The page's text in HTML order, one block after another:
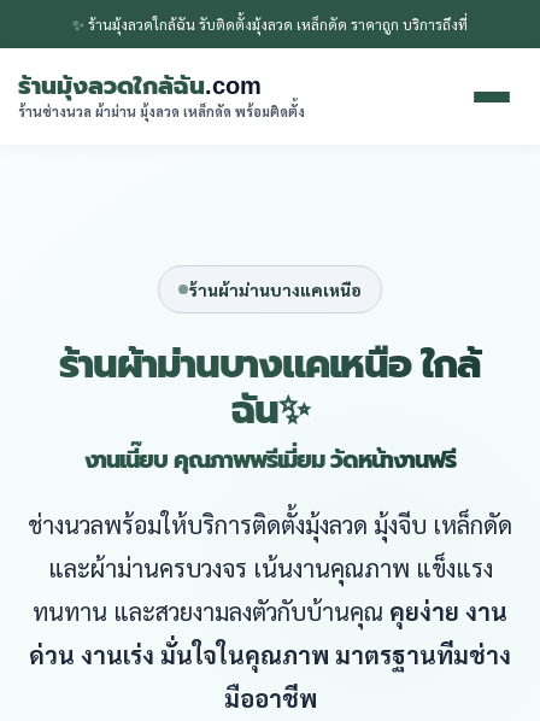
✨ ร้านมุ้งลวดใกล้ฉัน รับติดตั้งมุ้งลวด เหล็กดัด ราคาถูก บริการถึงที่
ร้านมุ้งลวดใกล้ฉัน.com
ร้านช่างนวล ผ้าม่าน มุ้งลวด เหล็กดัด พร้อมติดตั้ง
ร้านผ้าม่านบางแคเหนือ
ร้านผ้าม่านบางแคเหนือ ใกล้
ฉัน✨
งานเนี๊ยบ คุณภาพพรีเมี่ยม วัดหน้างานฟรี
ช่างนวลพร้อมให้บริการติดตั้งมุ้งลวด มุ้งจีบ เหล็กดัด
และผ้าม่านครบวงจร เน้นงานคุณภาพ แข็งแรง
ทนทาน และสวยงามลงตัวกับบ้านคุณ คุยง่าย งาน
ด่วน งานเร่ง มั่นใจในคุณภาพ มาตรฐานทีมช่าง
มืออาชีพ